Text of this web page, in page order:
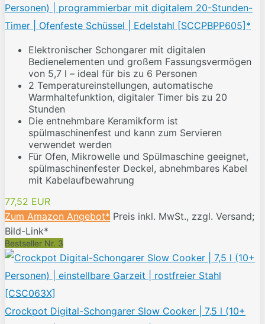
Personen) | programmierbar mit digitalem 20-Stunden-
Timer | Ofenfeste Schüssel | Edelstahl [SCCPBPP605]*
Elektronischer Schongarer mit digitalen
Bedienelementen und großem Fassungsvermögen
von 5,7 l – ideal für bis zu 6 Personen
2 Temperatureinstellungen, automatische
Warmhaltefunktion, digitaler Timer bis zu 20
Stunden
Die entnehmbare Keramikform ist
spülmaschinenfest und kann zum Servieren
verwendet werden
Für Ofen, Mikrowelle und Spülmaschine geeignet,
spülmaschinenfester Deckel, abnehmbares Kabel
mit Kabelaufbewahrung
77,52 EUR
Zum Amazon Angebot* Preis inkl. MwSt., zzgl. Versand;
Bild-Link*
Bestseller Nr. 3
Crockpot Digital-Schongarer Slow Cooker | 7,5 l (10+